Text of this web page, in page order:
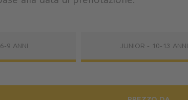
9 ANNI JUNIOR - 10-13 ANNI